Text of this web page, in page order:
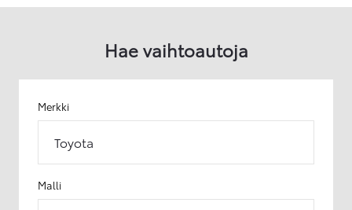
Hae vaihtoautoja
Merkki
Toyota
Malli